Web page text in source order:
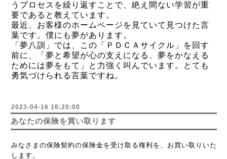
うプロセスを繰り返すことで、絶え間ない学習が重
要であると教えています。
最近、お客様のホームページを見ていて見つけた言
葉です。僕にも夢があります。
「夢八訓」では、この「ＰＤＣＡサイクル」を回す
前に、「夢と希望が心の支えになる、夢をかなえる
ためには夢をもて」と力強く叫んでいます。とても
勇気づけられる言葉ですね。
2023-04-16 16:20:00
あなたの保険を買い取ります
みなさまの保険契約の保険金を受け取る権利を、お買い取りいた
します。